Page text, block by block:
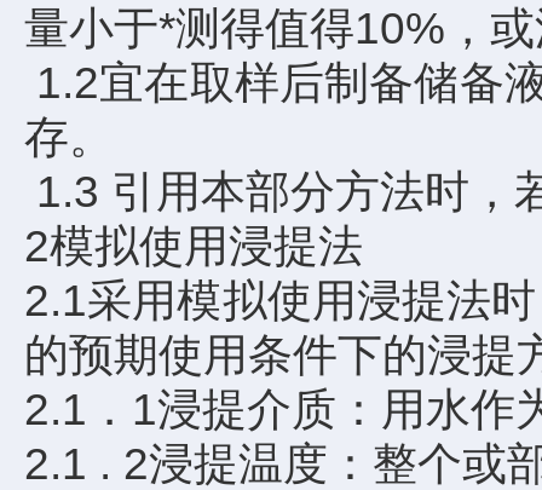
量小于*测得值得10%，
1.2宜在取样后制备储备
存。
1.3 引用本部分方法时，
2模拟使用浸提法
2.1采用模拟使用浸提法
的预期使用条件下的浸提
2.1．1浸提介质：用水作
2.1 . 2浸提温度：整个或